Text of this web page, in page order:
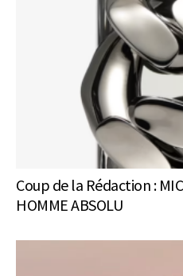
Coup de la Rédaction :
HOMME ABSOLU